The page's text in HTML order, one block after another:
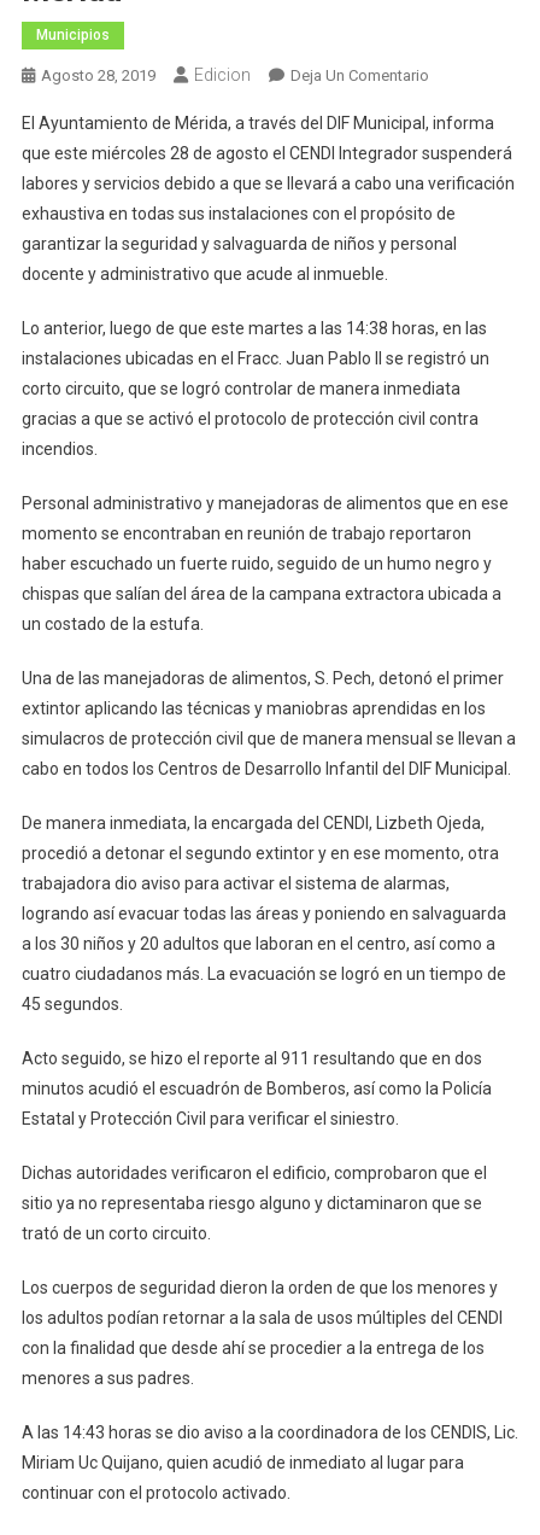
Municipios
Agosto 28, 2019 Edicion Deja Un ComentarioEn
Del
Ayuntamiento
De
Mérida
El Ayuntamiento de Mérida, a través del DIF Municipal, informa
que este miércoles 28 de agosto el CENDI Integrador suspenderá
labores y servicios debido a que se llevará a cabo una verificación
exhaustiva en todas sus instalaciones con el propósito de
garantizar la seguridad y salvaguarda de niños y personal
docente y administrativo que acude al inmueble.
Lo anterior, luego de que este martes a las 14:38 horas, en las
instalaciones ubicadas en el Fracc. Juan Pablo II se registró un
corto circuito, que se logró controlar de manera inmediata
gracias a que se activó el protocolo de protección civil contra
incendios.
Personal administrativo y manejadoras de alimentos que en ese
momento se encontraban en reunión de trabajo reportaron
haber escuchado un fuerte ruido, seguido de un humo negro y
chispas que salían del área de la campana extractora ubicada a
un costado de la estufa.
Una de las manejadoras de alimentos, S. Pech, detonó el primer
extintor aplicando las técnicas y maniobras aprendidas en los
simulacros de protección civil que de manera mensual se llevan a
cabo en todos los Centros de Desarrollo Infantil del DIF Municipal.
De manera inmediata, la encargada del CENDI, Lizbeth Ojeda,
procedió a detonar el segundo extintor y en ese momento, otra
trabajadora dio aviso para activar el sistema de alarmas,
logrando así evacuar todas las áreas y poniendo en salvaguarda
a los 30 niños y 20 adultos que laboran en el centro, así como a
cuatro ciudadanos más. La evacuación se logró en un tiempo de
45 segundos.
Acto seguido, se hizo el reporte al 911 resultando que en dos
minutos acudió el escuadrón de Bomberos, así como la Policía
Estatal y Protección Civil para verificar el siniestro.
Dichas autoridades verificaron el edificio, comprobaron que el
sitio ya no representaba riesgo alguno y dictaminaron que se
trató de un corto circuito.
Los cuerpos de seguridad dieron la orden de que los menores y
los adultos podían retornar a la sala de usos múltiples del CENDI
con la finalidad que desde ahí se procedier a la entrega de los
menores a sus padres.
A las 14:43 horas se dio aviso a la coordinadora de los CENDIS, Lic.
Miriam Uc Quijano, quien acudió de inmediato al lugar para
continuar con el protocolo activado.